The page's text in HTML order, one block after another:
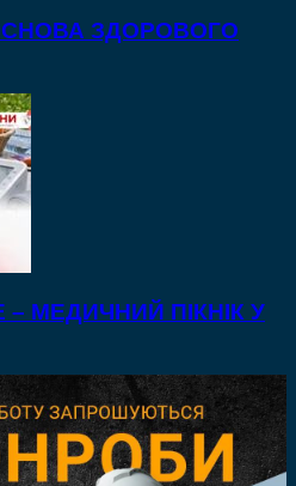
ЗДОРОВОГО
МЕДИЧНИЙ ПІКНІК У